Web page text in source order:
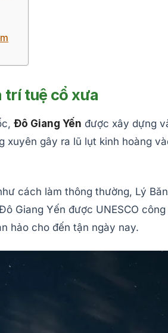
trí tuệ cổ xưa
Đô Giang Yến được xây dựng
gây ra lũ lụt kinh hoàng
cách làm thông thường, Lý
Giang Yến được UNESCO
hảo cho đến tận ngày nay.